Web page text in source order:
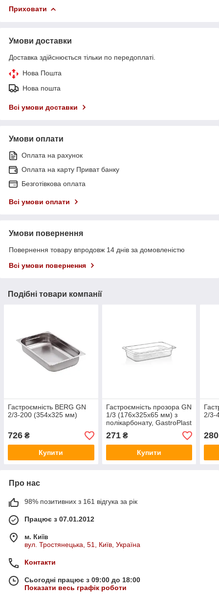
Приховати
Умови доставки
Доставка здійснюється тільки по передоплаті.
Нова Пошта
Нова пошта
Всі умови доставки
Умови оплати
Оплата на рахунок
Оплата на карту Приват банку
Безготівкова оплата
Всі умови оплати
Умови повернення
Повернення товару впродовж 14 днів за домовленістю
Всі умови повернення
Подібні товари компанії
Гастроємність BERG GN
2/3-200 (354х325 мм)
726 ₴
Купити
Гастроємність прозора GN
1/3 (176х325х65 мм) з
полікарбонату, GastroPlast
271₴
Купити
2/3-
280
Про нас
98% позитивних з 161 відгука за рік
Працює з 07.01.2012
м. Київ
вул. Тростянецька, 51, Київ, Україна
Контакти
Сьогодні працює з 09:00 до 18:00
Показати весь графік роботи